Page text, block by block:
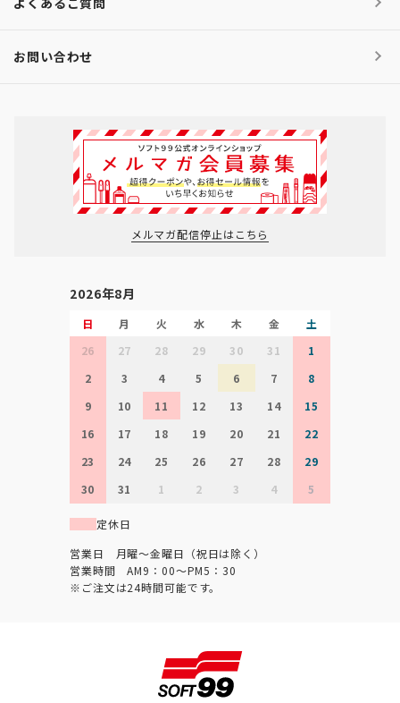
お問い合わせ
メルマガ配信停止はこちら
2026年8月
日 月 火 水 木 金
土
26
27 28 29 30 31
1
2
3 4 5 6 7
8
9
10 11 12 13 14
15
16
17 18 19 20 21
22
23
24 25 26 27 28
29
30
31 1 2 3 4 5
定休日
営業日 月曜～金曜日（祝日は除く）
営業時間 AM9：00～PM5：30
※ご注文は24時間可能です。